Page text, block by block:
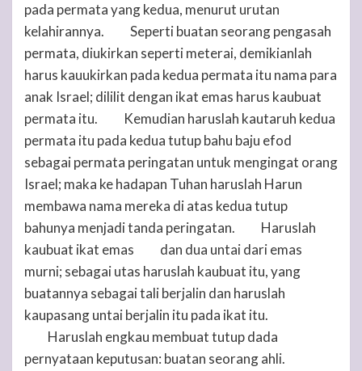
pada permata yang kedua, menurut urutan
kelahirannya.
Seperti buatan seorang pengasah
permata, diukirkan seperti meterai, demikianlah
harus kauukirkan pada kedua permata itu nama para
anak Israel; dililit dengan ikat emas harus kaubuat
permata itu.
Kemudian haruslah kautaruh kedua
permata itu pada kedua tutup bahu baju efod
sebagai permata peringatan untuk mengingat orang
Israel; maka ke hadapan Tuhan haruslah Harun
membawa nama mereka di atas kedua tutup
bahunya menjadi tanda peringatan.
Haruslah
kaubuat ikat emas
dan dua untai dari emas
murni; sebagai utas haruslah kaubuat itu, yang
buatannya sebagai tali berjalin dan haruslah
kaupasang untai berjalin itu pada ikat itu.
Haruslah engkau membuat tutup dada
pernyataan keputusan: buatan seorang ahli.